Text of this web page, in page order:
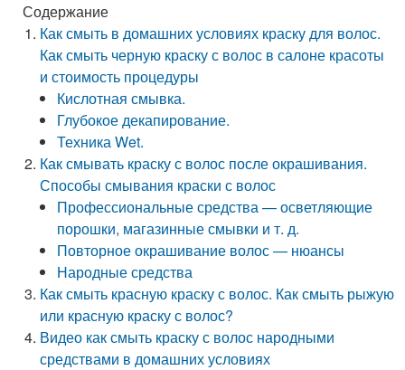
Содержание
Как смыть в домашних условиях краску для волос.
Как смыть черную краску с волос в салоне красоты
и стоимость процедуры
Кислотная смывка.
Глубокое декапирование.
Техника Wet.
Как смывать краску с волос после окрашивания.
Способы смывания краски с волос
Профессиональные средства — осветляющие
порошки, магазинные смывки и т. д.
Повторное окрашивание волос — нюансы
Народные средства
Как смыть красную краску с волос. Как смыть рыжую
или красную краску с волос?
Видео как смыть краску с волос народными
средствами в домашних условиях